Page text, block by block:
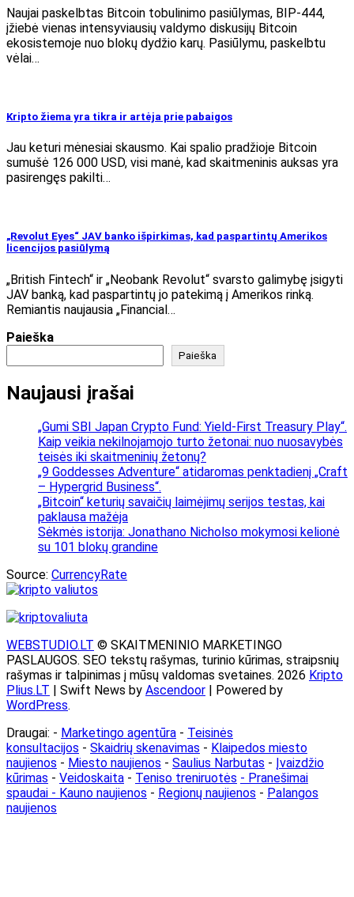
Naujai paskelbtas Bitcoin tobulinimo pasiūlymas, BIP-444,
įžiebė vienas intensyviausių valdymo diskusijų Bitcoin
ekosistemoje nuo blokų dydžio karų. Pasiūlymu, paskelbtu
vėlai…
Kripto žiema yra tikra ir artėja prie pabaigos
Jau keturi mėnesiai skausmo. Kai spalio pradžioje Bitcoin
sumušė 126 000 USD, visi manė, kad skaitmeninis auksas yra
pasirengęs pakilti…
„Revolut Eyes“ JAV banko išpirkimas, kad paspartintų Amerikos
licencijos pasiūlymą
„British Fintech“ ir „Neobank Revolut“ svarsto galimybę įsigyti
JAV banką, kad paspartintų jo patekimą į Amerikos rinką.
Remiantis naujausia „Financial…
Paieška
Paieška
Naujausi įrašai
„Gumi SBI Japan Crypto Fund: Yield-First Treasury Play“.
Kaip veikia nekilnojamojo turto žetonai: nuo nuosavybės
teisės iki skaitmeninių žetonų?
„9 Goddesses Adventure“ atidaromas penktadienį „Craft
– Hypergrid Business“.
„Bitcoin“ keturių savaičių laimėjimų serijos testas, kai
paklausa mažėja
Sėkmės istorija: Jonathano Nicholso mokymosi kelionė
su 101 blokų grandine
Source: CurrencyRate
WEBSTUDIO.LT © SKAITMENINIO MARKETINGO
PASLAUGOS. SEO tekstų rašymas, turinio kūrimas, straipsnių
rašymas ir talpinimas į mūsų valdomas svetaines. 2026 Kripto
Plius.LT | Swift News by Ascendoor | Powered by
WordPress.
Draugai: - Marketingo agentūra - Teisinės
konsultacijos - Skaidrių skenavimas - Klaipedos miesto
naujienos - Miesto naujienos - Saulius Narbutas - Įvaizdžio
kūrimas - Veidoskaita - Teniso treniruotės - Pranešimai
spaudai - Kauno naujienos - Regionų naujienos - Palangos
naujienos